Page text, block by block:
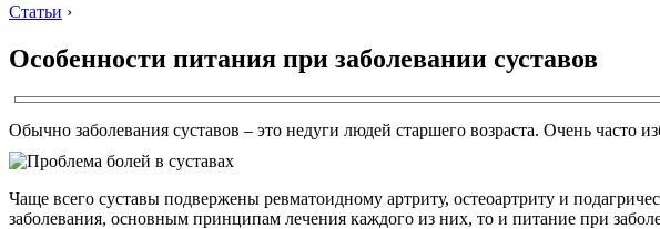
Статьи ›
Особенности питания при заболевании суставов
Обычно заболевания суставов – это недуги людей старшего возраста. Очень часто
Чаще всего суставы подвержены ревматоидному артриту, остеоартриту и
заболевания, основным принципам лечения каждого из них, то и питание при